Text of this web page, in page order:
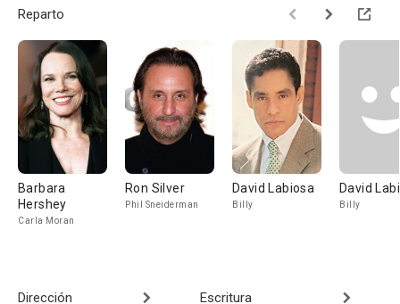
Reparto
Barbara
Hershey
Carla Moran
Ron Silver
Phil Sneiderman
David Labiosa
Billy
David
Billy
Dirección
Escritura